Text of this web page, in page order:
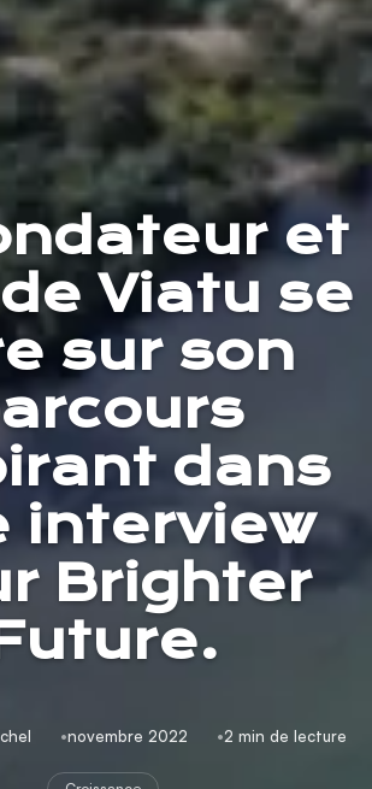
et
de Viatu se
sur son
dans
interview
Brighter
novembre 2022 2 min de lecture